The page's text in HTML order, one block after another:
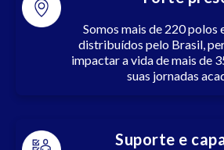
Somos mais de 220
distribuídos pelo Brasil,
impactar a vida de mais de
suas jornadas
Suporte e